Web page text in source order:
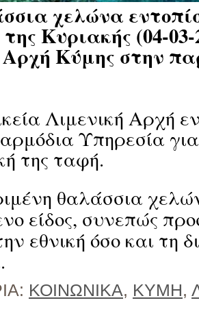
χελώνα
Κυριακής (04-
Κύμης στην
Λιμενική Αρχή
Υπηρεσία
της ταφή.
θαλάσσια
είδος, συνεπώς
εθνική όσο και τη
ΚΟΙΝΩΝΙΚΑ, ΚΥΜΗ,